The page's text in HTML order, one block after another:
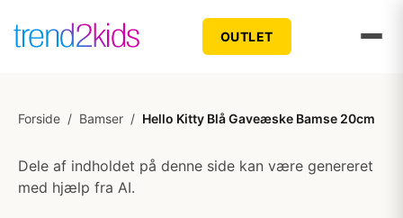
OUTLET
Forside / Bamser / Hello Kitty Blå Gaveæske Bamse 20cm
Dele af indholdet på denne side kan være genereret
med hjælp fra AI.